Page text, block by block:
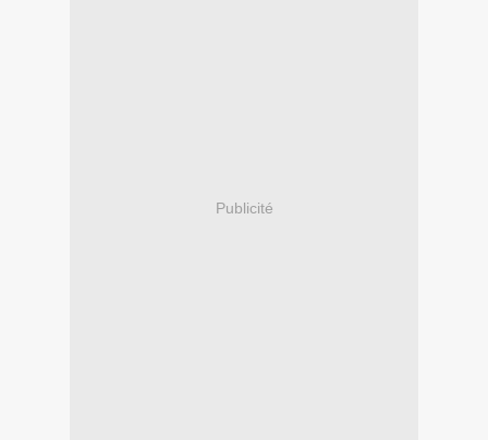
Publicité